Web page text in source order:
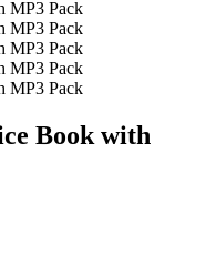
Book with